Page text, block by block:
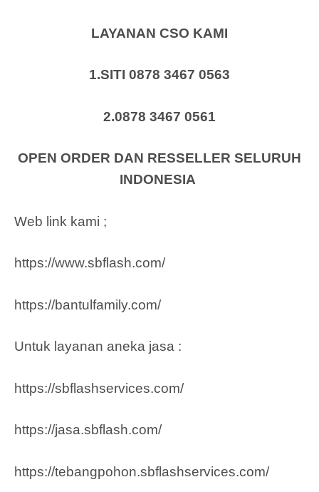
LAYANAN CSO KAMI
1.SITI 0878 3467 0563
2.0878 3467 0561
OPEN ORDER DAN RESSELLER SELURUH
INDONESIA
Web link kami ;
https://www.sbflash.com/
https://bantulfamily.com/
Untuk layanan aneka jasa :
https://sbflashservices.com/
https://jasa.sbflash.com/
https://tebangpohon.sbflashservices.com/